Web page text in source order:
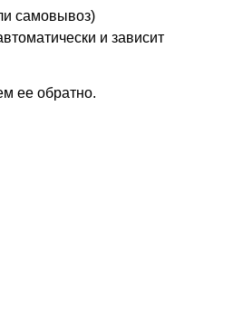
самовывоз)
и зависит
ее обратно.